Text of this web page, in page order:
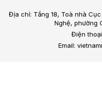
Địa chỉ: Tầng 18, Toà nhà
Nghệ, phường
Điện
Email: